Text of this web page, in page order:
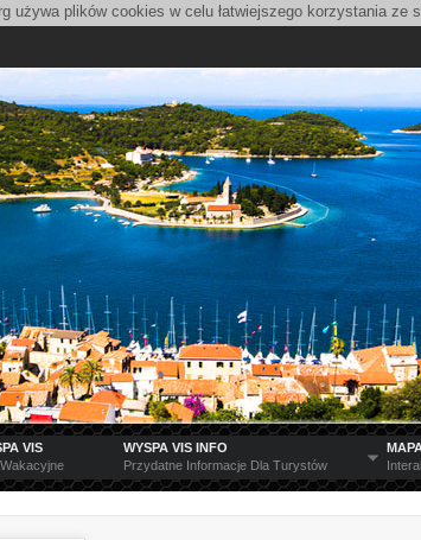
używa plików cookies w celu łatwiejszego korzystania
VIS
WYSPA VIS INFO
Przydatne Informacje Dla Turystów